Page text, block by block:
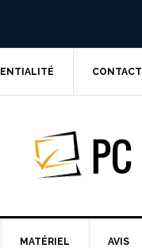
CONTACT
MATÉRIEL AVIS